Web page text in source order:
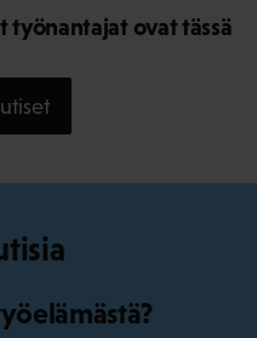
työnantajat ovat tässä